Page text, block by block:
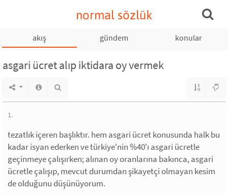
normal sözlük
akış gündem konular
asgari ücret alıp iktidara oy vermek
1.
tezatlık içeren başlıktır. hem asgari ücret konusunda halk bu
kadar isyan ederken ve türkiye'nin %40'ı asgari ücretle
geçinmeye çalışırken; alınan oy oranlarına bakınca, asgari
ücretle çalışıp, mevcut durumdan şikayetçi olmayan kesim
de olduğunu düşünüyorum.